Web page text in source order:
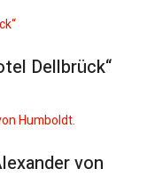
Dellbrück“
von